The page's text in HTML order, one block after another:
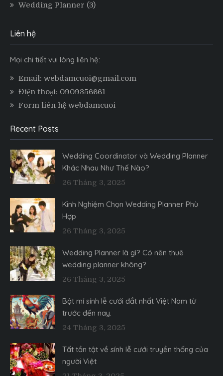
Wedding Planner (3)
Liên hệ
Mọi chi tiết vui lòng liên hệ:
Email: webdamcuoi@gmail.com
Điện thoại: 0909356661
Form liên hệ webdamcuoi
Recent Posts
Wedding Coordinator và Wedding Planner
Khác Nhau Như Thế Nào?
26 Tháng 3, 2025
Kinh Nghiệm Chọn Wedding Planner Phù
Hợp
26 Tháng 3, 2025
Wedding Planner là gì? Có nên thuê
wedding planner không?
26 Tháng 3, 2025
Bật mí sính lễ cưới đắt nhất Việt Nam từ
trước đến nay.
24 Tháng 3, 2025
Tất tần tật về sính lễ cưới truyền thống của
người Việt